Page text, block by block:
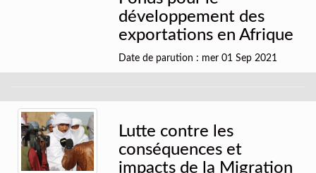
développement des
exportations en Afrique
Date de parution : mer 01 Sep 2021
Lutte contre les
conséquences et
impacts de la Migration